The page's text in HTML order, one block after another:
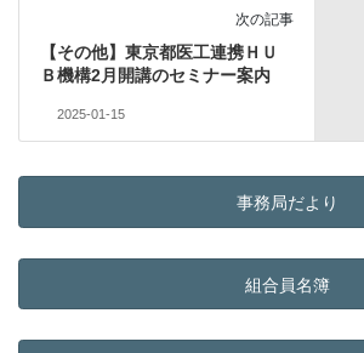
次の記事
【その他】東京都医工連携ＨＵ
Ｂ機構2月開講のセミナー案内
2025-01-15
事務局だより
組合員名簿